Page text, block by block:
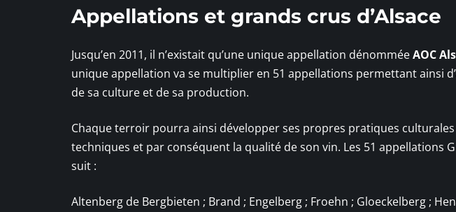
Appellations et grands crus d’Alsace
Jusqu’en 2011, il n’existait qu’une unique appellation dénomméeAOC
unique appellation va se multiplier en 51 appellations permettant ainsi
de sa culture et de sa production.
Chaque terroir pourra ainsi développer ses propres pratiques
techniques et par conséquent la qualité de son vin. Les 51 appellations
suit :
Altenberg de Bergbieten ; Brand ; Engelberg ; Froehn ; Gloeckelberg ;